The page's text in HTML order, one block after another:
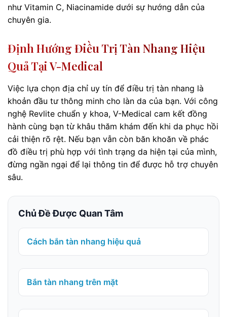
như Vitamin C, Niacinamide dưới sự hướng dẫn của
chuyên gia.
Định Hướng Điều Trị Tàn Nhang Hiệu
Quả Tại V-Medical
Việc lựa chọn địa chỉ uy tín để điều trị tàn nhang là
khoản đầu tư thông minh cho làn da của bạn. Với công
nghệ Revlite chuẩn y khoa, V-Medical cam kết đồng
hành cùng bạn từ khâu thăm khám đến khi da phục hồi
cải thiện rõ rệt. Nếu bạn vẫn còn băn khoăn về phác
đồ điều trị phù hợp với tình trạng da hiện tại của mình,
đừng ngần ngại để lại thông tin để được hỗ trợ chuyên
sâu.
Chủ Đề Được Quan Tâm
Cách bắn tàn nhang hiệu quả
Bắn tàn nhang trên mặt